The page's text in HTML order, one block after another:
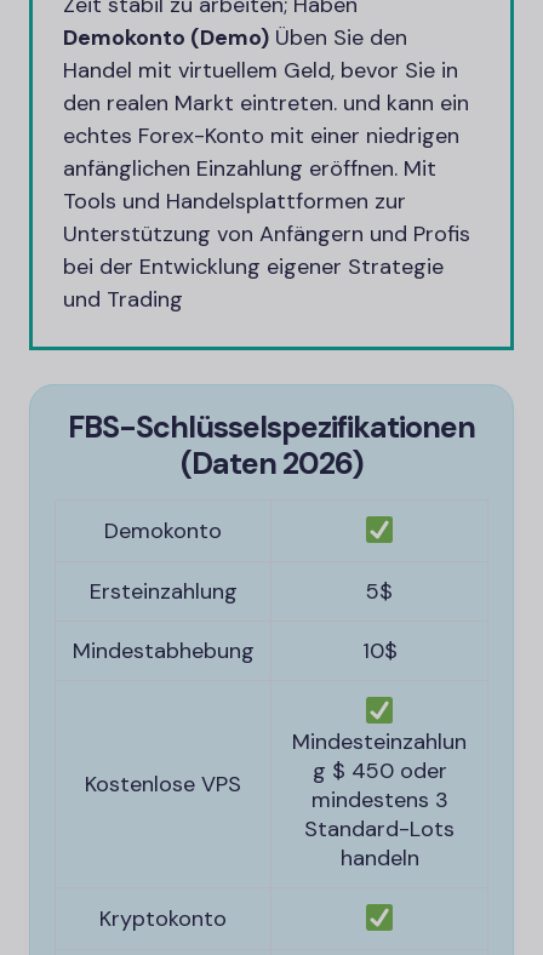
Demokonto (Demo) Üben Sie den
Handel mit virtuellem Geld, bevor Sie in
den realen Markt eintreten. und kann ein
echtes Forex-Konto mit einer niedrigen
anfänglichen Einzahlung eröffnen. Mit
Tools und Handelsplattformen zur
Unterstützung von Anfängern und Profis
bei der Entwicklung eigener Strategie
und Trading
FBS-Schlüsselspezifikationen
(Daten 2026)
Demokonto
Ersteinzahlung 5$
Mindestabhebung 10$
Kostenlose VPS
Mindesteinzahlun
g $ 450 oder
mindestens 3
Standard-Lots
handeln
Kryptokonto